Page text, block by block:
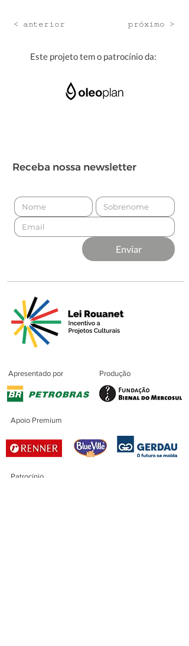
< anterior próximo >
Este projeto tem o patrocínio da:
Receba nossa newsletter
Enviar
Apresentado por Produção
Apoio Premium
Patrocínio